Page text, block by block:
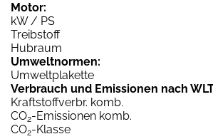
Motor:
kW / PS
Treibstoff
Hubraum
Umweltnormen:
Umweltplakette
Verbrauch und Emissionen nach
Kraftstoffverbr. komb.
CO2-Emissionen komb.
CO2-Klasse